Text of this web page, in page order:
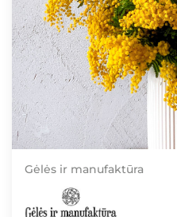
Gėlės ir manufaktūra